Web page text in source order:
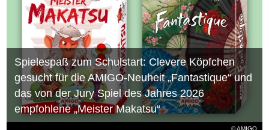
© AMIGO
Spielespaß zum Schulstart: Clevere Köpfchen
gesucht für die AMIGO-Neuheit „Fantastique“ und
das von der Jury Spiel des Jahres 2026
empfohlene „Meister Makatsu“